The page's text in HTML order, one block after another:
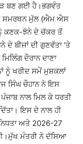
ਬਣ ਗਈ ਹੈ।ਭਗਵੰਤ
ਸਮਰਥਨ ਮੁੱਲ (ਐਮ ਐਸ
ਨੂੰ ਕਣਕ-ਝੋਨੇ ਦੇ ਚੱਕਰ ਤੋਂ
ਬੀਜਾਂ ਦੀ ਗੁਣਵੱਤਾ ‘ਤੇ
ਦੌਰਾਨ ਦਾਣਾ
ਨੂੰ ਖਰੀਦ ਸਮੇਂ ਮੁਸ਼ਕਲਾਂ
ਸਿੰਘ ਚੌਹਾਨ ਨੇ ਇਸ
ਨਾਲ ਮਿਲ ਕੇ ਧਰਤੀ
ਇਸ ਦੇ ਨਾਲ ਹੀ
ਅਤੇ 2026-27
ਮੰਤਰੀ ਨੇ ਦੱਸਿਆ